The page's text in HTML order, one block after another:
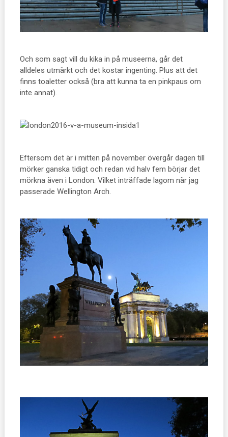
Och som sagt vill du kika in på museerna, går det
alldeles utmärkt och det kostar ingenting. Plus att det
finns toaletter också (bra att kunna ta en pinkpaus om
inte annat).
Eftersom det är i mitten på november övergår dagen till
mörker ganska tidigt och redan vid halv fem börjar det
mörkna även i London. Vilket inträffade lagom när jag
passerade Wellington Arch.